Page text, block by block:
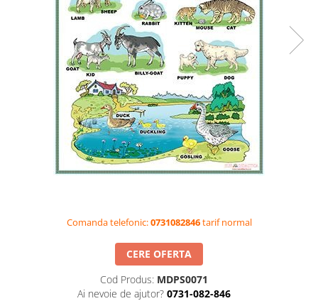
Creioane 3D
Camere Documente
Videoproiectoare si Accesorii
Videoproiectoare
Videoconferinta si Colaborare
Camere Videoconferinta
Ochelari VR-3D
Kit Robotic Educational
Oferta Mobilier Clasa
Comanda telefonic:0731082846tarif normal
CERE OFERTA
Cod Produs: MDPS0071
Ai nevoie de ajutor? 0731-082-846